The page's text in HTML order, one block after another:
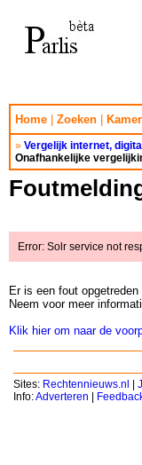
Home Zoeken
» Vergelijk internet,
Onafhankelijke
Error: Solr service not
Er is een fout opgetreden
Neem voor meer
Klik hier om naar de
Sites: Rechtennieuws.nl |
Info:Adverteren |